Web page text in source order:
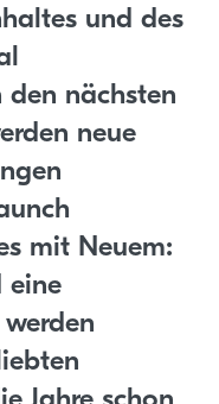
und des
nächsten
neue
mit Neuem:
eine